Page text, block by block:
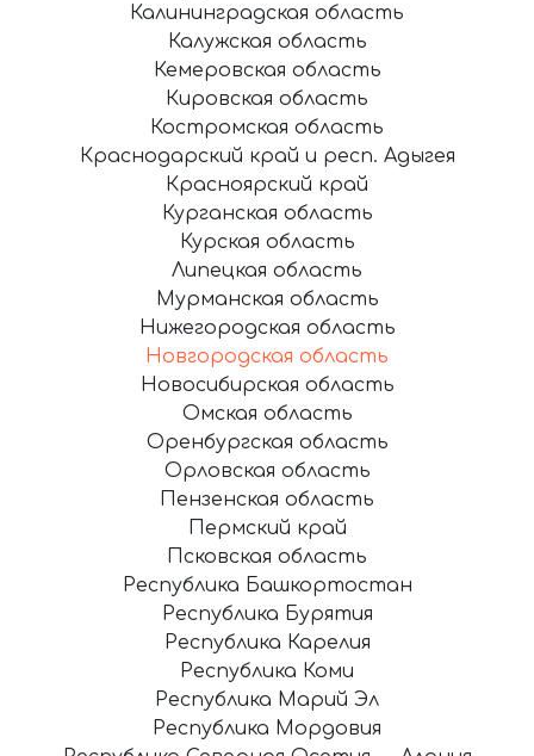
Калининградская область
Калужская область
Кемеровская область
Кировская область
Костромская область
Краснодарский край и респ. Адыгея
Красноярский край
Курганская область
Курская область
Липецкая область
Мурманская область
Нижегородская область
Новгородская область
Новосибирская область
Омская область
Оренбургская область
Орловская область
Пензенская область
Пермский край
Псковская область
Республика Башкортостан
Республика Бурятия
Республика Карелия
Республика Коми
Республика Марий Эл
Республика Мордовия